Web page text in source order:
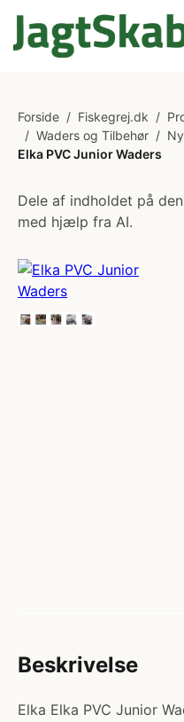
Forside / Fiskegrej.dk /
/ Waders og Tilbehør /
Elka PVC Junior Waders
Dele af indholdet på
med hjælp fra AI.
Beskrivelse
Elka Elka PVC Junior